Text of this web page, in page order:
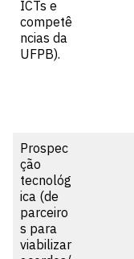
ICTs e
competê
ncias da
UFPB).
Prospec
ção
tecnológ
ica (de
parceiro
s para
viabilizar